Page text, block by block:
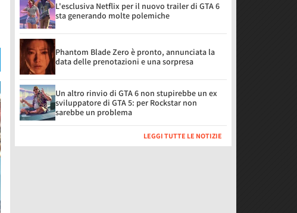
L'esclusiva Netflix per il nuovo trailer di GTA 6
sta generando molte polemiche
Phantom Blade Zero è pronto, annunciata la
data delle prenotazioni e una sorpresa
Un altro rinvio di GTA 6 non stupirebbe un ex
sviluppatore di GTA 5: per Rockstar non
sarebbe un problema
LEGGI TUTTE LE NOTIZIE